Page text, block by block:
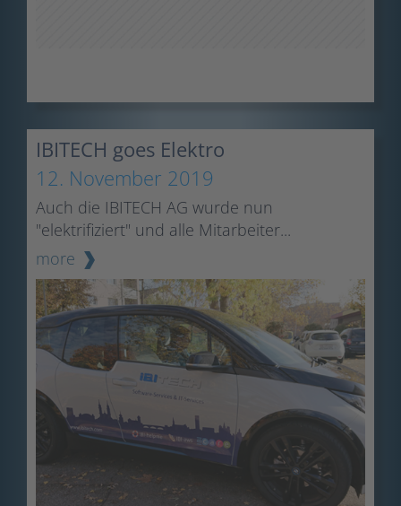
IBITECH goes Elektro
12. November 2019
Auch die IBITECH AG wurde nun
"elektrifiziert" und alle Mitarbeiter...
more